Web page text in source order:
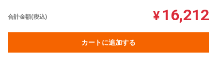
合計金額(税込) ¥ 16,212
カートに追加する